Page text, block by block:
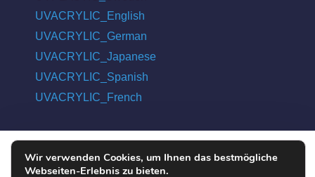
UVACRYLIC_English
UVACRYLIC_German
UVACRYLIC_Japanese
UVACRYLIC_Spanish
UVACRYLIC_French
COPYRIGHT © 2004 - 2026 UVPLASTIC MATERIAL TECHNOLOGY
Wir verwenden Cookies, um Ihnen das bestmögliche
Webseiten-Erlebnis zu bieten.